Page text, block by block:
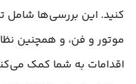
کنید. این بررسی‌ها شامل
موتور و فن، و همچنین
اقدامات به شما کمک